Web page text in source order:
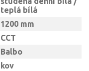
teplá bílá
1200 mm
CCT
Balbo
kov